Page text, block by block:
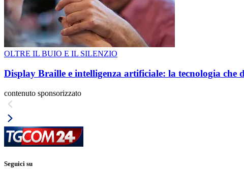
OLTRE IL BUIO E IL SILENZIO
Display Braille e intelligenza artificiale: la tecnologia che
contenuto sponsorizzato
Seguici su